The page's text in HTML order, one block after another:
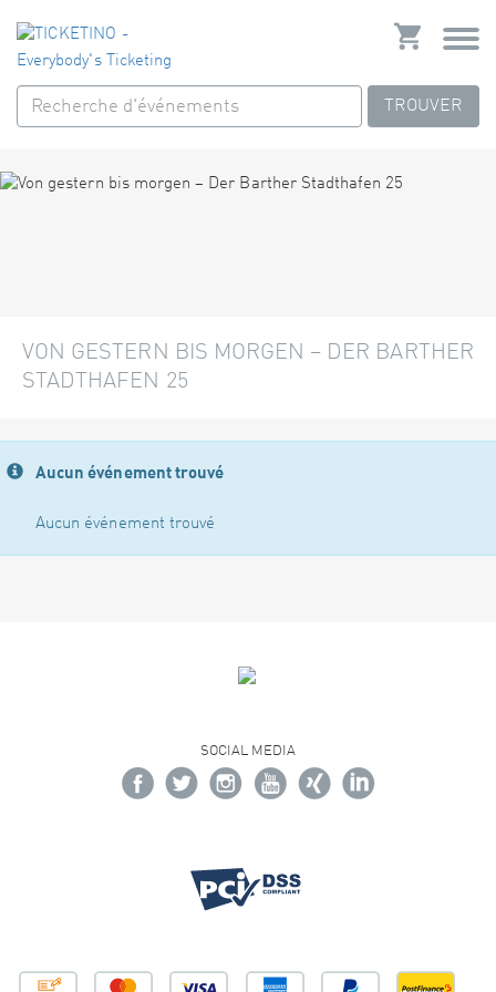
TROUVER
VON GESTERN BIS MORGEN – DER BARTHER
STADTHAFEN 25
Aucun événement trouvé
Aucun événement trouvé
SOCIAL MEDIA